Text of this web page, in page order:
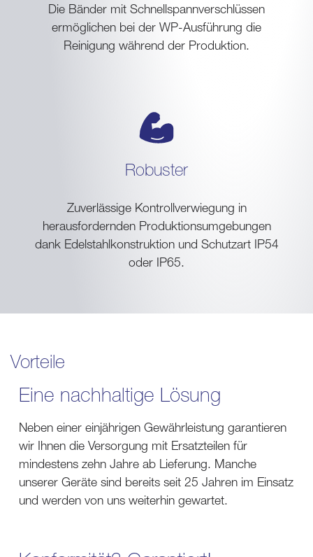
Die Bänder mit Schnellspannverschlüssen
ermöglichen bei der WP-Ausführung die
Reinigung während der Produktion.
Robuster
Zuverlässige Kontrollverwiegung in
herausfordernden Produktionsumgebungen
dank Edelstahlkonstruktion und Schutzart IP54
oder IP65.
Vorteile
Eine nachhaltige Lösung
Neben einer einjährigen Gewährleistung garantieren
wir Ihnen die Versorgung mit Ersatzteilen für
mindestens zehn Jahre ab Lieferung. Manche
unserer Geräte sind bereits seit 25 Jahren im Einsatz
und werden von uns weiterhin gewartet.